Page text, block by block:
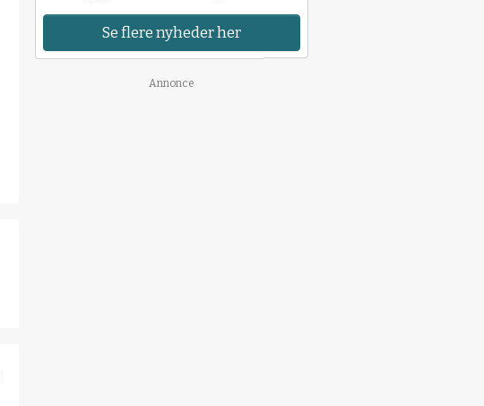
Se flere nyheder her
Annonce